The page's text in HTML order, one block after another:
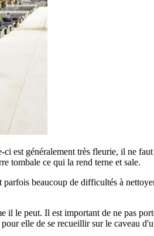
est généralement très fleurie, il ne
tombale ce qui la rend terne et sale.
beaucoup de difficultés à
le peut. Il est important de ne pas
elle de se recueillir sur le caveau